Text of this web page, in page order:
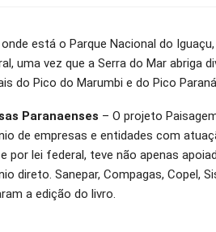
onde está o Parque Nacional do
uma vez que a Serra do Mar abriga
do Pico do Marumbi e do Pico
Paranaenses – O projeto
de empresas e entidades com
por lei federal, teve não apenas
direto. Sanepar, Compagas, Copel,
a edição do livro.